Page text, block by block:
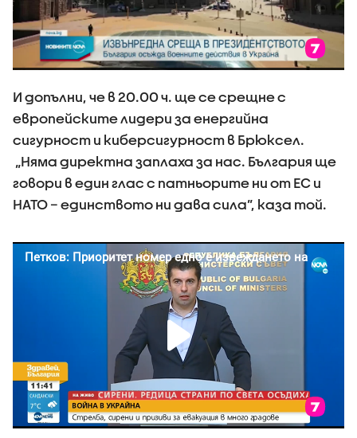
И допълни, че в 20.00 ч. ще се срещне с
европейските лидери за енергийна
сигурност и киберсигурност в Брюксел.
„Няма директна заплаха за нас. България ще
говори в един глас с патньорите ни от ЕС и
НАТО – единството ни дава сила”, каза той.